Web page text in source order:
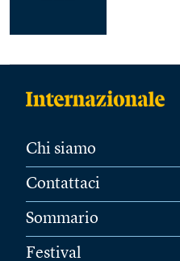
Chi siamo
Contattaci
Sommario
Festival